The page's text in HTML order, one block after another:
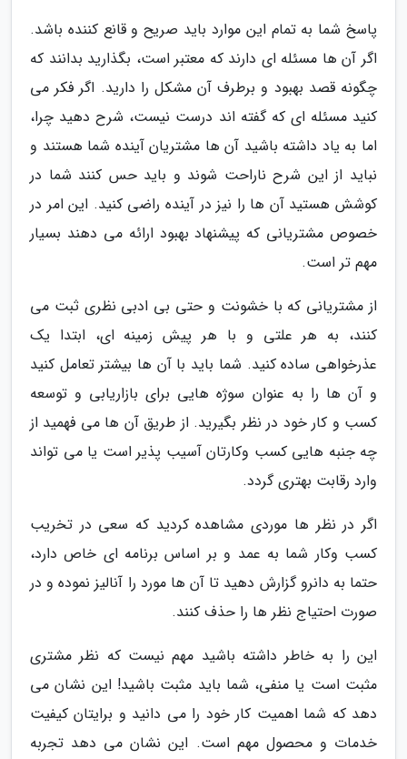
پاسخ شما به تمام این موارد باید صریح و قانع کننده باشد.
اگر آن ها مسئله ای دارند که معتبر است، بگذارید بدانند که
چگونه قصد بهبود و برطرف آن مشکل را دارید. اگر فکر می
کنید مسئله ای که گفته اند درست نیست، شرح دهید چرا،
اما به یاد داشته باشید آن ها مشتریان آینده شما هستند و
نباید از این شرح ناراحت شوند و باید حس کنند شما در
کوشش هستید آن ها را نیز در آینده راضی کنید. این امر در
خصوص مشتریانی که پیشنهاد بهبود ارائه می دهند بسیار
مهم تر است.
از مشتریانی که با خشونت و حتی بی ادبی نظری ثبت می
کنند، به هر علتی و با هر پیش زمینه ای، ابتدا یک
عذرخواهی ساده کنید. شما باید با آن ها بیشتر تعامل کنید
و آن ها را به عنوان سوژه هایی برای بازاریابی و توسعه
کسب و کار خود در نظر بگیرید. از طریق آن ها می فهمید از
چه جنبه هایی کسب وکارتان آسیب پذیر است یا می تواند
وارد رقابت بهتری گردد.
اگر در نظر ها موردی مشاهده کردید که سعی در تخریب
کسب وکار شما به عمد و بر اساس برنامه ای خاص دارد،
حتما به دانرو گزارش دهید تا آن ها مورد را آنالیز نموده و در
صورت احتیاج نظر ها را حذف کنند.
این را به خاطر داشته باشید مهم نیست که نظر مشتری
مثبت است یا منفی، شما باید مثبت باشید! این نشان می
دهد که شما اهمیت کار خود را می دانید و برایتان کیفیت
خدمات و محصول مهم است. این نشان می دهد تجربه